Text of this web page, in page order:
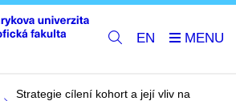
EN
Strategie cílení kohort a její vliv na